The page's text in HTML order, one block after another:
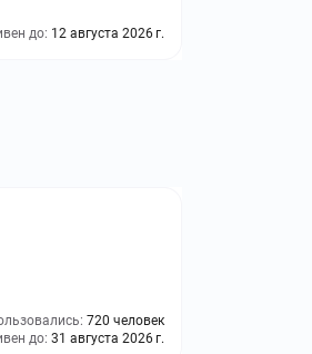
до: 12 августа 2026 г.
720 человек
до: 31 августа 2026 г.